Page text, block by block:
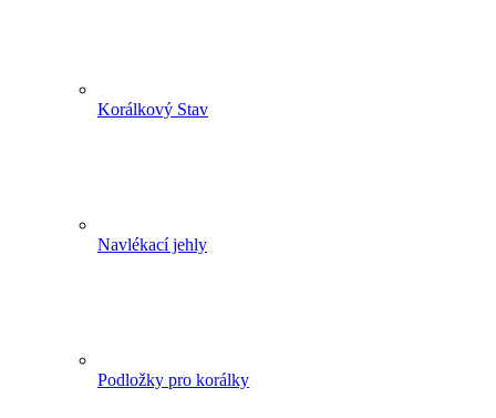
Korálkový Stav
Navlékací jehly
Podložky pro korálky